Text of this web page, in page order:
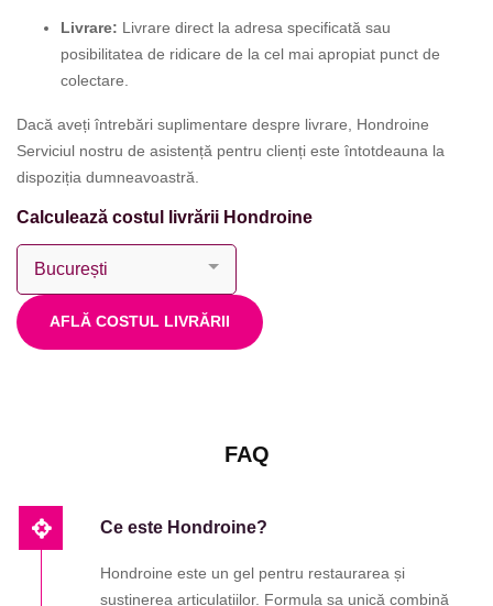
Livrare: Livrare direct la adresa specificată sau
posibilitatea de ridicare de la cel mai apropiat punct de
colectare.
Dacă aveți întrebări suplimentare despre livrare, Hondroine
Serviciul nostru de asistență pentru clienți este întotdeauna la
dispoziția dumneavoastră.
Calculează costul livrării Hondroine
AFLĂ COSTUL LIVRĂRII
FAQ
Ce este Hondroine?
Hondroine este un gel pentru restaurarea și
susținerea articulațiilor. Formula sa unică combină